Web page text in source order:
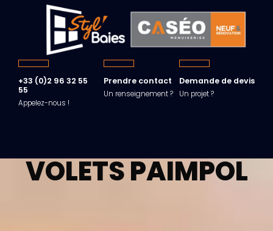
+33 (0)2 96 32 55
55
Appelez-nous !
Prendre contact
Un renseignement ?
Demande de devis
Un projet ?
VOLETSPAIMPOL